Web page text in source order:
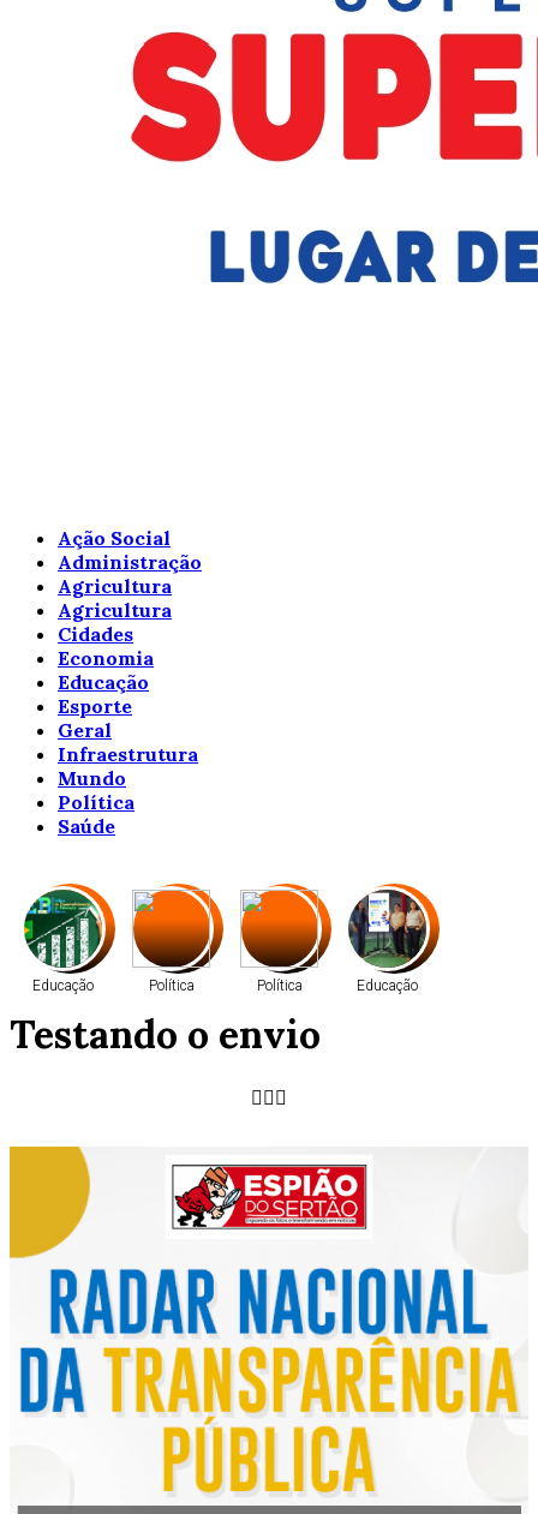
Ação Social
Administração
Agricultura
Agricultura
Cidades
Economia
Educação
Esporte
Geral
Infraestrutura
Mundo
Política
Saúde
Educação Política Política Educação
Política
Política Agricultura Política Agricultura
Geral Cidades Política
Testando o envio